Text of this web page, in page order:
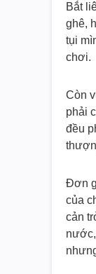
Bắt
ghê,
tụi
chơi.
Còn
phải
đều
Đơn
của
cản